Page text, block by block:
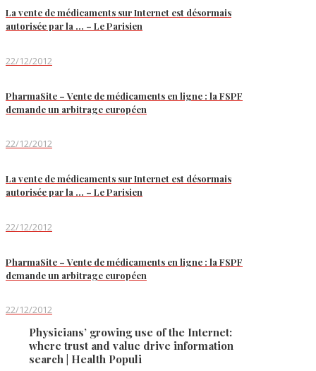
La vente de médicaments sur Internet est désormais
autorisée par la … – Le Parisien
22/12/2012
PharmaSite – Vente de médicaments en ligne : la FSPF
demande un arbitrage européen
22/12/2012
La vente de médicaments sur Internet est désormais
autorisée par la … – Le Parisien
22/12/2012
PharmaSite – Vente de médicaments en ligne : la FSPF
demande un arbitrage européen
22/12/2012
Physicians’ growing use of the Internet:
where trust and value drive information
search | Health Populi